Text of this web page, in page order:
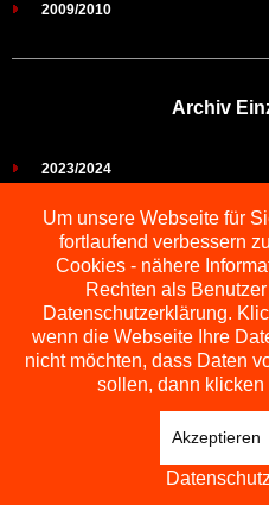
2009/2010
Archiv
2023/2024
2021/2022
2019/2021
2018/2019
2017/2018
2016/2017
2015/2016
2014/2015
2013/2014
Um unsere Webseite für
fortlaufend verbessern
Cookies - nähere
Rechten als
Datenschutzerklärung.
wenn die Webseite Ihre
nicht möchten, dass Daten
sollen, dann
Akzeptieren